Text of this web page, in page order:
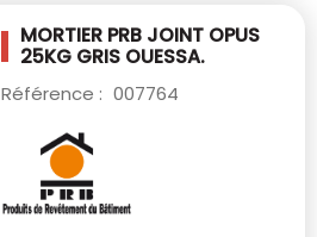
MORTIER PRB JOINT OPUS
25KG GRIS OUESSA.
Référence : 007764